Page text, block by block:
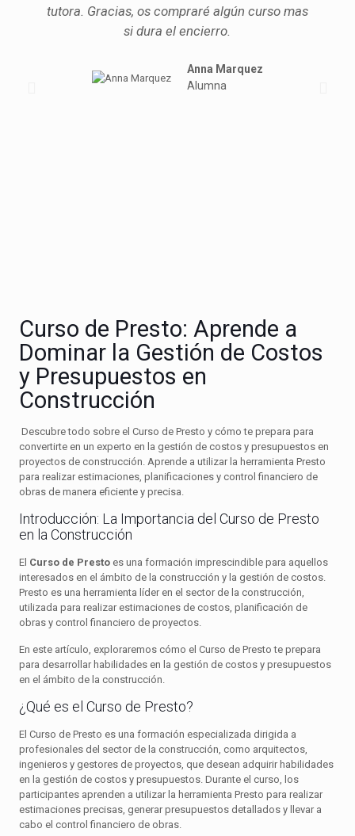
tutora. Gracias, os compraré algún curso mas
si dura el encierro.
Anna Marquez
Alumna
Curso de Presto: Aprende a
Dominar la Gestión de Costos
y Presupuestos en
Construcción
Descubre todo sobre el Curso de Presto y cómo te prepara para
convertirte en un experto en la gestión de costos y presupuestos en
proyectos de construcción. Aprende a utilizar la herramienta Presto
para realizar estimaciones, planificaciones y control financiero de
obras de manera eficiente y precisa.
Introducción: La Importancia del Curso de Presto
en la Construcción
El Curso de Presto es una formación imprescindible para aquellos
interesados en el ámbito de la construcción y la gestión de costos.
Presto es una herramienta líder en el sector de la construcción,
utilizada para realizar estimaciones de costos, planificación de
obras y control financiero de proyectos.
En este artículo, exploraremos cómo el Curso de Presto te prepara
para desarrollar habilidades en la gestión de costos y presupuestos
en el ámbito de la construcción.
¿Qué es el Curso de Presto?
El Curso de Presto es una formación especializada dirigida a
profesionales del sector de la construcción, como arquitectos,
ingenieros y gestores de proyectos, que desean adquirir habilidades
en la gestión de costos y presupuestos. Durante el curso, los
participantes aprenden a utilizar la herramienta Presto para realizar
estimaciones precisas, generar presupuestos detallados y llevar a
cabo el control financiero de obras.